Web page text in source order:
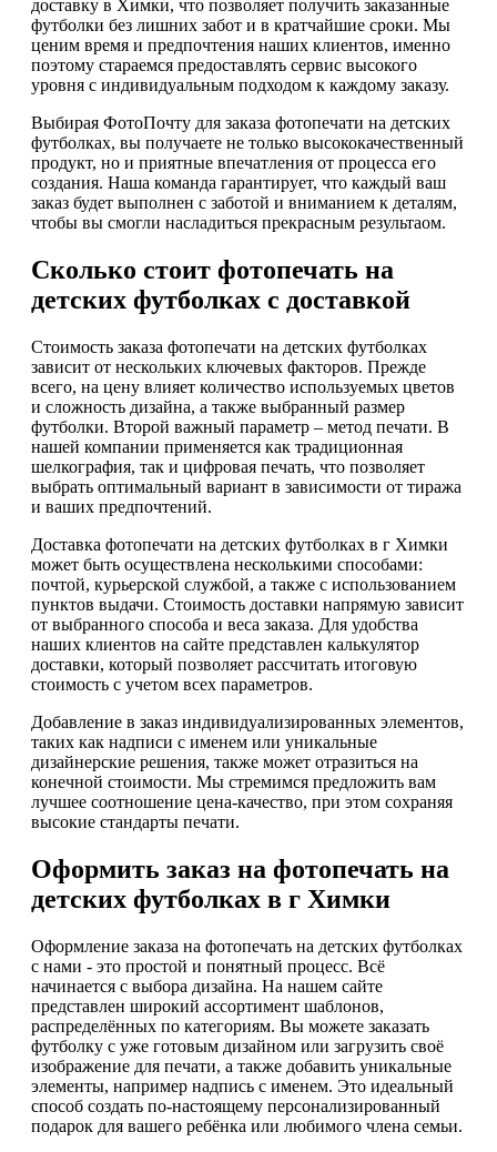
доставку в Химки, что позволяет получить заказанные
футболки без лишних забот и в кратчайшие сроки. Мы
ценим время и предпочтения наших клиентов, именно
поэтому стараемся предоставлять сервис высокого
уровня с индивидуальным подходом к каждому заказу.
Выбирая ФотоПочту для заказа фотопечати на детских
футболках, вы получаете не только высококачественный
продукт, но и приятные впечатления от процесса его
создания. Наша команда гарантирует, что каждый ваш
заказ будет выполнен с заботой и вниманием к деталям,
чтобы вы смогли насладиться прекрасным результаом.
Сколько стоит фотопечать на
детских футболках с доставкой
Стоимость заказа фотопечати на детских футболках
зависит от нескольких ключевых факторов. Прежде
всего, на цену влияет количество используемых цветов
и сложность дизайна, а также выбранный размер
футболки. Второй важный параметр – метод печати. В
нашей компании применяется как традиционная
шелкография, так и цифровая печать, что позволяет
выбрать оптимальный вариант в зависимости от тиража
и ваших предпочтений.
Доставка фотопечати на детских футболках в г Химки
может быть осуществлена несколькими способами:
почтой, курьерской службой, а также с использованием
пунктов выдачи. Стоимость доставки напрямую зависит
от выбранного способа и веса заказа. Для удобства
наших клиентов на сайте представлен калькулятор
доставки, который позволяет рассчитать итоговую
стоимость с учетом всех параметров.
Добавление в заказ индивидуализированных элементов,
таких как надписи с именем или уникальные
дизайнерские решения, также может отразиться на
конечной стоимости. Мы стремимся предложить вам
лучшее соотношение цена-качество, при этом сохраняя
высокие стандарты печати.
Оформить заказ на фотопечать на
детских футболках в г Химки
Оформление заказа на фотопечать на детских футболках
с нами - это простой и понятный процесс. Всё
начинается с выбора дизайна. На нашем сайте
представлен широкий ассортимент шаблонов,
распределённых по категориям. Вы можете заказать
футболку с уже готовым дизайном или загрузить своё
изображение для печати, а также добавить уникальные
элементы, например надпись с именем. Это идеальный
способ создать по-настоящему персонализированный
подарок для вашего ребёнка или любимого члена семьи.